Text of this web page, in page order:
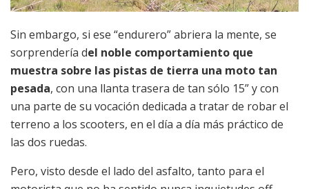
Sin embargo, si ese “endurero” abriera la mente, se
sorprendería del noble comportamiento que
muestra sobre las pistas de tierra una moto tan
pesada, con una llanta trasera de tan sólo 15” y con
una parte de su vocación dedicada a tratar de robar el
terreno a los scooters, en el día a día más práctico de
las dos ruedas.
Pero, visto desde el lado del asfalto, tanto para el